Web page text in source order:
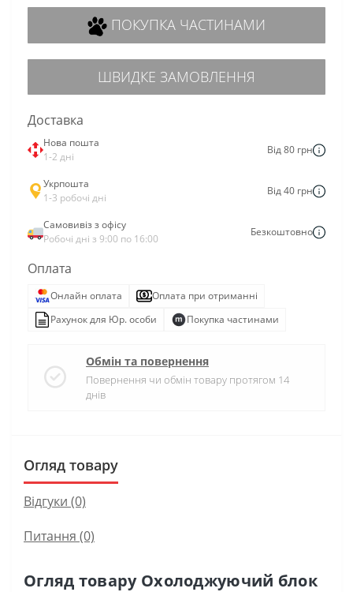
ПОКУПКА ЧАСТИНАМИ
ШВИДКЕ ЗАМОВЛЕННЯ
Доставка
Нова пошта
1-2 дні
Від 80 грн
Укрпошта
1-3 робочі дні
Від 40 грн
Самовивіз з офісу
Робочі дні з 9:00 по 16:00
Безкоштовно
Оплата
Онлайн оплата
Оплата при отриманні
Рахунок для Юр. особи
Покупка частинами
Обмін та повернення
Повернення чи обмін товару протягом 14
днів
Огляд товару
Відгуки (0)
Питання (0)
Огляд товару Охолоджуючий блок